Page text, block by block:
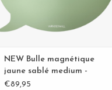
NEW Bulle magnétique
jaune sablé medium -
Copy - Copy - Copy
€89,95